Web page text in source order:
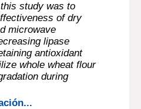
study was to
of dry
microwave
lipase
antioxidant
whole wheat flour
during